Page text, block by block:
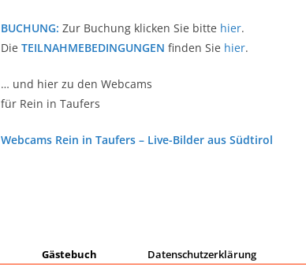
BUCHUNG: Zur Buchung klicken Sie bitte hier.
Die TEILNAHMEBEDINGUNGEN finden Sie hier.
… und hier zu den Webcams
für Rein in Taufers
Webcams Rein in Taufers – Live-Bilder aus Südtirol
Gästebuch Datenschutzerklärung